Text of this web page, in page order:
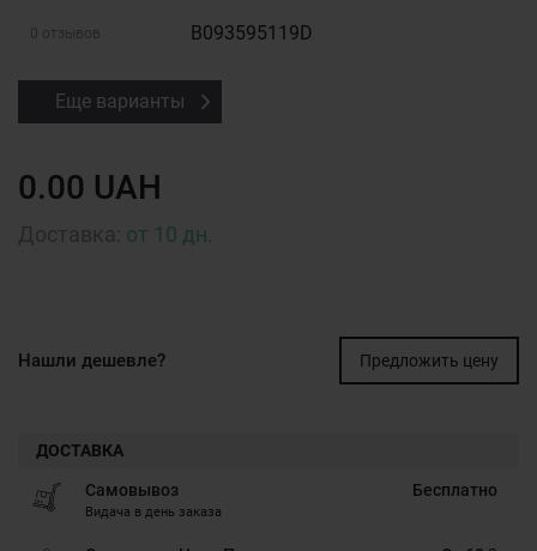
0 отзывов B093595119D
Еще варианты
0.00 UAH
от 10 дн.
Нашли дешевле? Предложить цену
ДОСТАВКА
Самовывоз
Видача в день заказа
Бесплатно